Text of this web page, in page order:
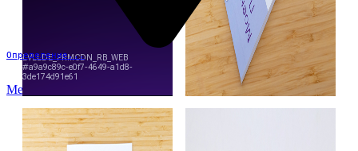
Определение...
Меню